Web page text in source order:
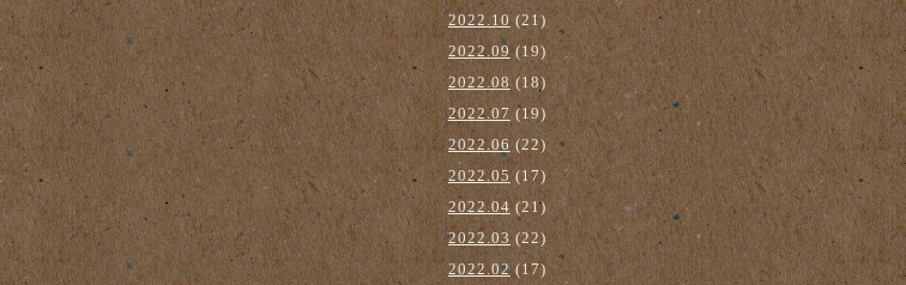
2022.10(21)
2022.09(19)
2022.08(18)
2022.07(19)
2022.06(22)
2022.05 (17)
2022.04(21)
2022.03(22)
2022.02(17)